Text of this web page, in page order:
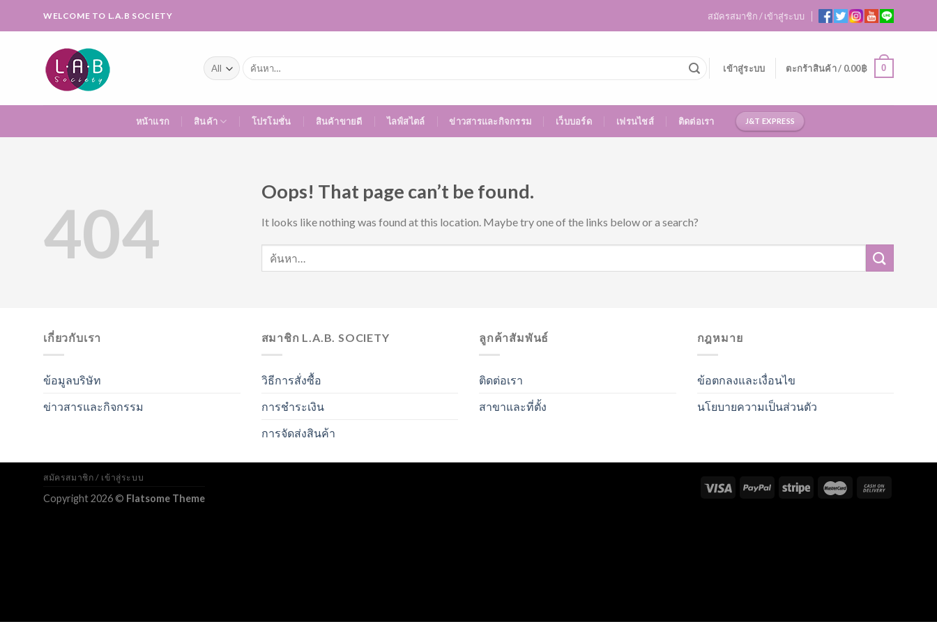
WELCOME TO L.A.B SOCIETY สมัครสมาชิก / เข้าสู่ระบบ
ค้นหา:
เข้าสู่ระบบ ตะกร้าสินค้า / 0.00฿ 0
หน้าแรก สินค้า โปรโมชั่น สินค้าขายดี ไลฟ์สไตล์ ข่าวสารและกิจกรรม เว็บบอร์ด เฟรนไชส์ ติดต่อเรา J&T EXPRESS
404
Oops! That page can’t be found.
It looks like nothing was found at this location. Maybe try one of the links below or a search?
เกี่ยวกับเรา
ข้อมูลบริษัท
ข่าวสารและกิจกรรม
สมาชิก L.A.B. SOCIETY
วิธีการสั่งซื้อ
การชำระเงิน
การจัดส่งสินค้า
ลูกค้าสัมพันธ์
ติดต่อเรา
สาขาและที่ตั้ง
กฎหมาย
ข้อตกลงและเงื่อนไข
นโยบายความเป็นส่วนตัว
สมัครสมาชิก / เข้าสู่ระบบ
Copyright 2026 © Flatsome Theme